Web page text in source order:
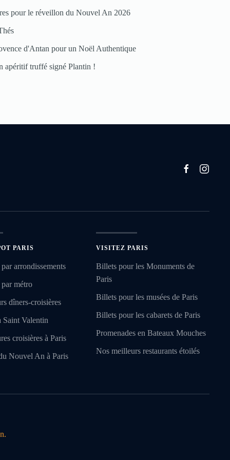
pour le réveillon du Nouvel An 2026
d'Antan pour un Noël Authentique
apéritif truffé signé Plantin !
PARIS
arrondissements
par métro
dîners-croisières
Saint Valentin
croisières à Paris
Nouvel An à Paris
VISITEZ PARIS
Billets pour les Monuments de
Paris
Billets pour les musées de Paris
Billets pour les cabarets de Paris
Promenades en Bateaux Mouches
Nos meilleurs restaurants étoilés